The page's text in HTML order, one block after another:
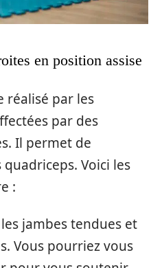
en position assise
réalisé par les
par des
Il permet de
Voici les
:
jambes tendues et
Vous pourriez vous